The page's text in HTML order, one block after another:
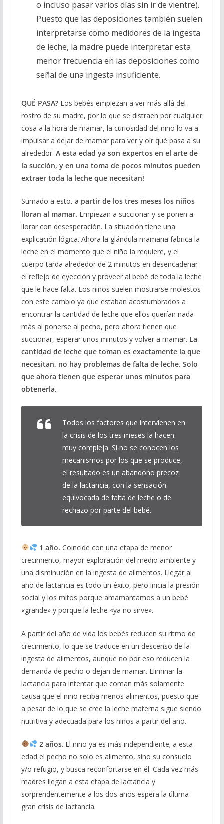
o incluso pasar varios días sin ir de vientre).
Puesto que las deposiciones también suelen
interpretarse como medidores de la ingesta
de leche, la madre puede interpretar esta
menor frecuencia en las deposiciones como
señal de una ingesta insuficiente.
QUÉ PASA?Los bebés empiezan a ver más allá del
rostro de su madre, por lo que se distraen por cualquier
cosa a la hora de mamar, la curiosidad del niño lo va a
impulsar a dejar de mamar para ver y oír qué pasa a su
alrededor. A esta edad ya son expertos en el arte de
la succión, y en una toma de pocos minutos pueden
extraer toda la leche que necesitan!
Sumado a esto, a partir de los tres meses los niños
lloran al mamar. Empiezan a succionar y se ponen a
llorar con desesperación. La situación tiene una
explicación lógica. Ahora la glándula mamaria fabrica la
leche en el momento que el niño la requiere, y el
cuerpo tarda alrededor de 2 minutos en desencadenar
el reflejo de eyección y proveer al bebé de toda la leche
que le hace falta. Los niños suelen mostrarse molestos
con este cambio ya que estaban acostumbrados a
encontrar la cantidad de leche que ellos querían nada
más al ponerse al pecho, pero ahora tienen que
succionar, esperar unos minutos y volver a mamar. La
cantidad de leche que toman es exactamente la que
necesitan, no hay problemas de falta de leche. Solo
que ahora tienen que esperar unos minutos para
obtenerla.
Todos los factores que intervienen en
la crisis de los tres meses la hacen
muy compleja. Si no se conocen los
mecanismos por los que se produce,
el resultado es un abandono precoz
de la lactancia, con la sensación
equivocada de falta de leche o de
rechazo por parte del bebé.
1 año. Coincide con una etapa de menor
crecimiento, mayor exploración del medio ambiente y
una disminución en la ingesta de alimentos. Llegar al
año de lactancia es todo un éxito, pero inicia la presión
social y los mitos porque amamantamos a un bebé
«grande» y porque la leche «ya no sirve».
A partir del año de vida los bebés reducen su ritmo de
crecimiento, lo que se traduce en un descenso de la
ingesta de alimentos, aunque no por eso reducen la
demanda de pecho o dejan de mamar. Eliminar la
lactancia para intentar que coman más solamente
causa que el niño reciba menos alimentos, puesto que
a pesar de lo que se cree la leche materna sigue siendo
nutritiva y adecuada para los niños a partir del año.
2 años. El niño ya es más independiente; a esta
edad el pecho no solo es alimento, sino su consuelo
y/o refugio, y busca reconfortarse en él. Cada vez más
madres llegan a esta etapa de lactancia y
sorprendentemente a los dos años espera la última
gran crisis de lactancia.